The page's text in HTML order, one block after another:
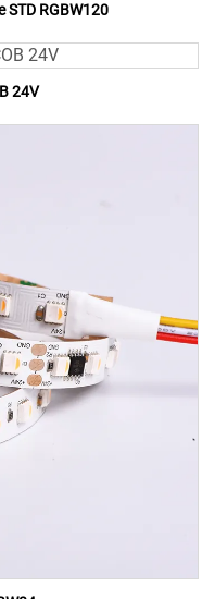
STD RGBW120
24V